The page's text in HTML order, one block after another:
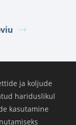
ja koljude
hariduslikul
kasutamine